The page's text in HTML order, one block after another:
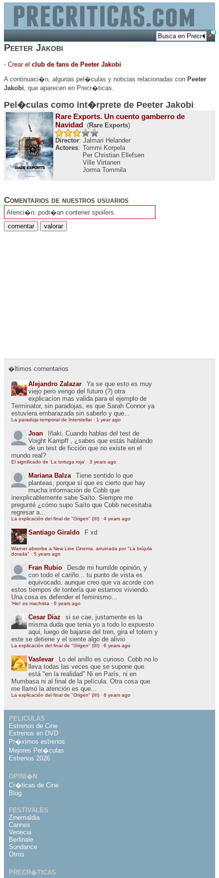
Peeter Jakobi
- Crear el club de fans de Peeter Jakobi
A continuaci�n, algunas pel�culas y noticias relacionadas con Peeter
Jakobi , que aparecen en Precr�ticas.
Pel�culas como int�rprete de Peeter Jakobi:
Rare Exports. Un cuento gamberro de
Navidad (Rare Exports)
Director: Jalmari Helander
Actores: Tommi Korpela
Per Christian Ellefsen
Ville Virtanen
Jorma Tommila
Comentarios de nuestros usuarios
Atenci�n: podr�an contener spoilers.
�ltimos comentarios
Alejandro Zalazar
Ya se que esto es muy
viejo pero vengo del futuro (?) otra
explicacion mas valida para el ejemplo de
Terminator, sin paradojas, es que Sarah Connor ya
estuviera embarazada sin saberlo y que...
La paradoja temporal de Interstellar· 1 year ago
Joan
Iñaki, Cuando hablas del test de
Voight Kampff , ¿sabes que estás hablando
de un test de ficción que no existe en el
mundo real?
El significado de 'La tortuga roja' · 3 years ago
Mariana Balza
Tiene sentido lo que
planteas, porque si que es cierto que hay
mucha información de Cobb que
inexplicablemente sabe Saíto. Siempre me
pregunté ¿cómo supo Saíto que Cobb necesitaba
regresar a...
La explicación del final de "Origen" (III) · 4 years ago
Santiago Giraldo F xd
Warner absorbe a New Line Cinema, arruinada por "La brújula
dorada" · 5 years ago
Fran Rubio
Desde mi humilde opinión, y
con todo el cariño... tu punto de vista es
equivocado, aunque creo que va acorde con
estos tiempos de tontería que estamos viviendo.
Una cosa es defender el feminismo...
'Her' es machista · 6 years ago
Cesar Diaz
si se cae, justamente es la
misma duda que tenia yo a todo lo expuesto
aqui, luego de bajarse del tren, gira el totem y
este se detiene y el siente algo de alivio
La explicación del final de "Origen" (III) · 6 years ago
Vaslevar
Lo del anillo es curioso. Cobb no lo
lleva todas las veces que se supone que
está "en la realidad" Ni en París, ni en
Mumbasa ni al final de la película. Otra cosa que
me llamó la atención es que...
La explicación del final de "Origen" (III) · 6 years ago
PELICULAS
Estrenos de Cine
Estrenos en DVD
Pr�ximos estrenos
Mejores Pel�culas
Estrenos 2026
OPINI�N
Cr�ticas de Cine
Blog
FESTIVALES
Zinemaldia
Cannes
Venecia
Berlinale
Sundance
Otros
PRECR�TICAS